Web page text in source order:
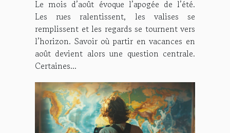
Le mois d’août évoque l’apogée de l’été.
Les rues ralentissent, les valises se
remplissent et les regards se tournent vers
l’horizon. Savoir où partir en vacances en
août devient alors une question centrale.
Certaines...